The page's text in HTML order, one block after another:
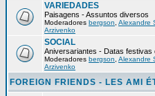
VARIEDADES
Paisagens - Assuntos diversos
Moderadores bergson Alexandre
Arzivenko
SOCIAL
Aniversariantes - Datas festivas
Moderadores bergson Alexandre
Arzivenko
FOREIGN FRIENDS - LES AMI